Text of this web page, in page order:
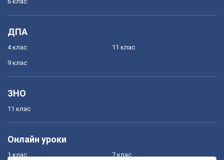
ДПА
4 клас
9 клас
11 клас
ЗНО
11 клас
Онлайн уроки
1 клас 7 клас